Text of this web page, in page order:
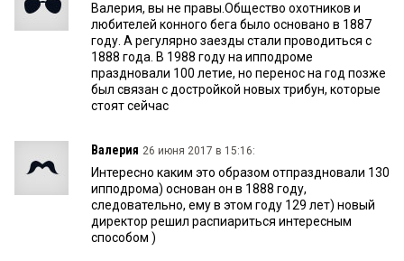
Валерия, вы не правы.Общество охотников и
любителей конного бега было основано в 1887
году. А регулярно заезды стали проводиться с
1888 года. В 1988 году на ипподроме
праздновали 100 летие, но перенос на год позже
был связан с достройкой новых трибун, которые
стоят сейчас
Валерия 26 июня 2017 в 15:16:
Интересно каким это образом отпраздновали 130
ипподрома) основан он в 1888 году,
следовательно, ему в этом году 129 лет) новый
директор решил распиариться интересным
способом )